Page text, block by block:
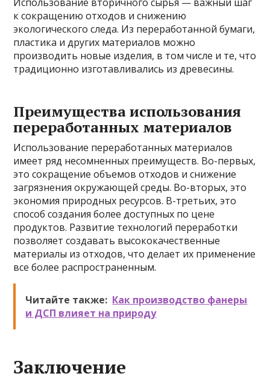
к сокращению отходов и снижению
экологического следа. Из переработанной бумаги,
пластика и других материалов можно
производить новые изделия, в том числе и те, что
традиционно изготавливались из древесины.
Преимущества использования
переработанных материалов
Использование переработанных материалов
имеет ряд несомненных преимуществ. Во-первых,
это сокращение объемов отходов и снижение
загрязнения окружающей среды. Во-вторых, это
экономия природных ресурсов. В-третьих, это
способ создания более доступных по цене
продуктов. Развитие технологий переработки
позволяет создавать высококачественные
материалы из отходов, что делает их применение
все более распространенным.
Читайте также: Как производство фанеры
и ДСП влияет на природу
Заключение